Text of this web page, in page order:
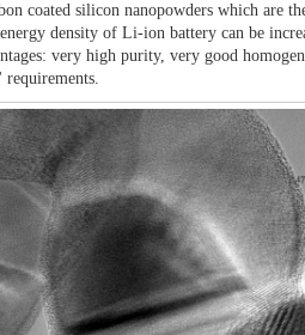
coated silicon nanopowders which are
density of Li-ion battery can be
very high purity, very good
requirements.